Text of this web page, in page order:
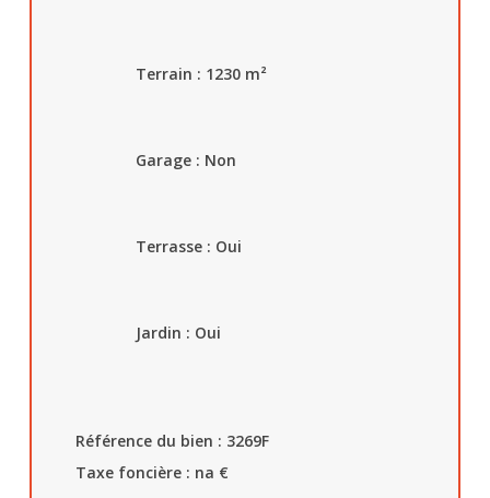
Terrain : 1230 m²
Garage : Non
Terrasse : Oui
Jardin : Oui
Référence du bien : 3269F
Taxe foncière : na €